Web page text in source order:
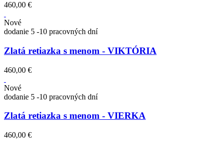
460,00 €
Nové
dodanie 5 -10 pracovných dní
Zlatá retiazka s menom - VIKTÓRIA
460,00 €
Nové
dodanie 5 -10 pracovných dní
Zlatá retiazka s menom - VIERKA
460,00 €